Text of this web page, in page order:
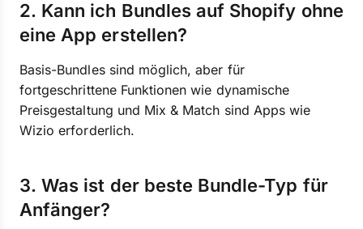
2. Kann ich Bundles auf Shopify ohne
eine App erstellen?
Basis-Bundles sind möglich, aber für
fortgeschrittene Funktionen wie dynamische
Preisgestaltung und Mix & Match sind Apps wie
Wizio erforderlich.
3. Was ist der beste Bundle-Typ für
Anfänger?